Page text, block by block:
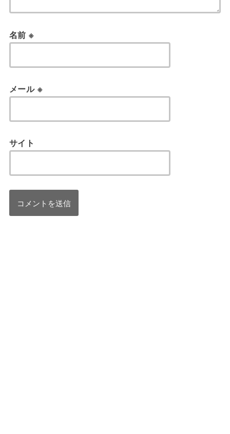
名前※
メール ※
サイト